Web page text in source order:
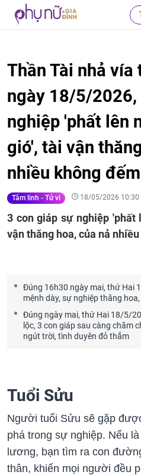
Thần Tài nhả
ngày 18/5/2026,
nghiệp 'phất lên
gió', tài vận
nhiều không
Tâm linh - Tử vi 18/05/2026 10:30
3 con giáp sự nghiệp 'phất
vận thăng hoa, của nả
Đúng 16h30 ngày mai, thứ Hai
mệnh dày, sự nghiệp thăng
Đúng ngày mai, thứ Hai 18/5/
lộc, 3 con giáp sau càng chăm
ngút trời, tình duyên đỏ thắm
Tuổi Sửu
Người tuổi Sửu sẽ gặp
phá trong sự nghiệp. Nếu
lương, bạn tìm ra con
thân, khiến mọi người đều